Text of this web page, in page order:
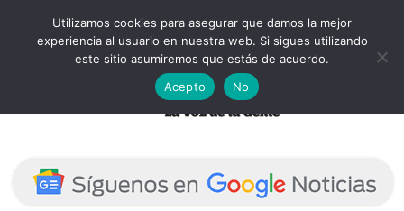
Utilizamos cookies para asegurar que damos la mejor
experiencia al usuario en nuestra web. Si sigues utilizando
este sitio asumiremos que estás de acuerdo.
Acepto
No